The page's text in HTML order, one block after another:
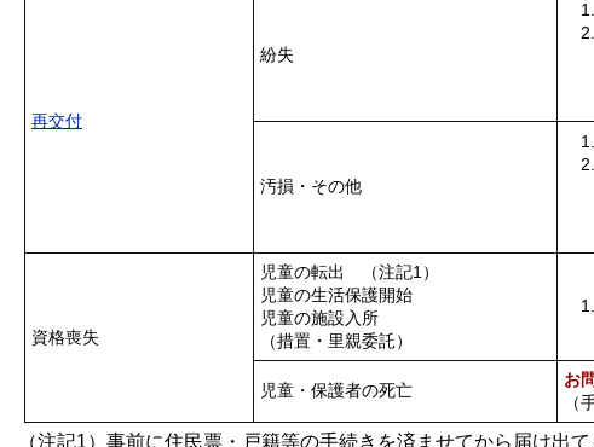
再交付
紛失
汚損・その他
資格喪失
児童の転出 （注記1）
児童の生活保護開始
児童の施設入所
（措置・里親委託）
児童・保護者の死亡
お
（
（注記1）事前に住民票・戸籍等の手続きを済ませてから届け出て